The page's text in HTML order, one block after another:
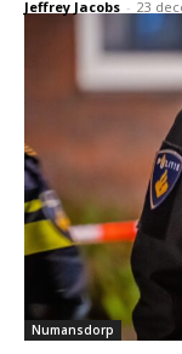
Jeffrey Jacobs - 23
Numansdorp